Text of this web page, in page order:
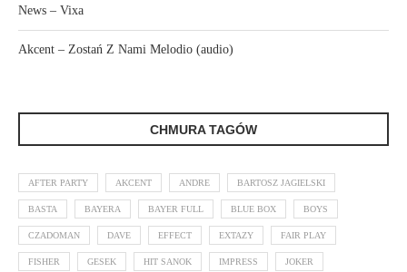
News – Vixa
Akcent – Zostań Z Nami Melodio (audio)
CHMURA TAGÓW
AFTER PARTY AKCENT ANDRE BARTOSZ JAGIELSKI
BASTA BAYERA BAYER FULL BLUE BOX BOYS
CZADOMAN DAVE EFFECT EXTAZY FAIR PLAY
FISHER GESEK HIT SANOK IMPRESS JOKER